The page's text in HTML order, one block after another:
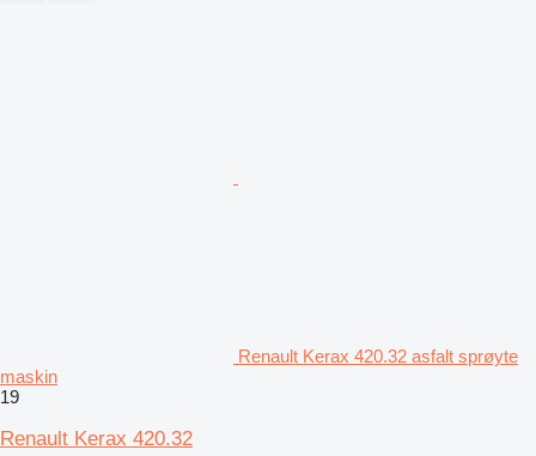
Renault Kerax 420.32 asfalt sprøyte
maskin
19
Renault Kerax 420.32